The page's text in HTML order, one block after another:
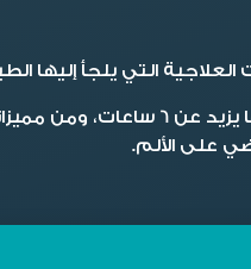
العلاجية التي يلجأ إليها
والالتهاب.
على الألم.